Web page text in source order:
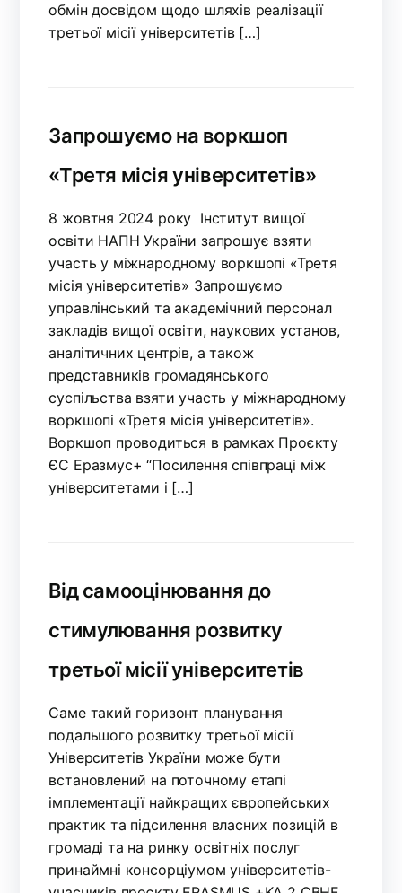
обмін досвідом щодо шляхів реалізації
третьої місії університетів […]
Запрошуємо на воркшоп
«Третя місія університетів»
8 жовтня 2024 року Інститут вищої
освіти НАПН України запрошує взяти
участь у міжнародному воркшопі «Третя
місія університетів» Запрошуємо
управлінський та академічний персонал
закладів вищої освіти, наукових установ,
аналітичних центрів, а також
представників громадянського
суспільства взяти участь у міжнародному
воркшопі «Третя місія університетів».
Воркшоп проводиться в рамках Проєкту
ЄС Еразмус+ “Посилення співпраці між
університетами і […]
Від самооцінювання до
стимулювання розвитку
третьої місії університетів
Саме такий горизонт планування
подальшого розвитку третьої місії
Університетів України може бути
встановлений на поточному етапі
імплементації найкращих європейських
практик та підсилення власних позицій в
громаді та на ринку освітніх послуг
принаймні консорціумом університетів-